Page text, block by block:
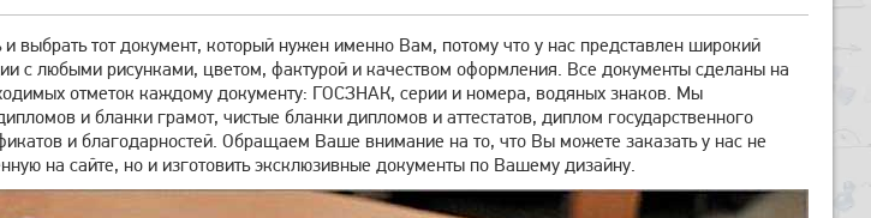
выбрать тот документ, который нужен именно Вам, потому что у нас представлен широкий
с любыми рисунками, цветом, фактурой и качеством оформления. Все документы сделаны на
отметок каждому документу: ГОСЗНАК, серии и номера, водяных знаков. Мы
и бланки грамот, чистые бланки дипломов и аттестатов, диплом государственного
и благодарностей. Обращаем Ваше внимание на то, что Вы можете заказать у нас не
на сайте, но и изготовить эксклюзивные документы по Вашему дизайну.